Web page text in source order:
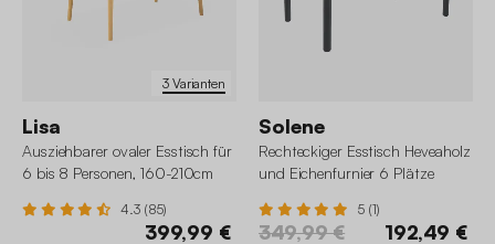
3 Varianten
Lisa
Ausziehbarer ovaler Esstisch für
6 bis 8 Personen, 160-210cm
4.3 (85)
399,99 €
Solene
Rechteckiger Esstisch Heveaholz
und Eichenfurnier 6 Plätze
5 (1)
349,99 € 192,49 €